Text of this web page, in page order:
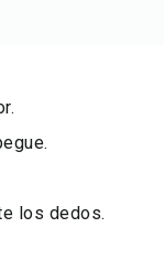
los dedos.